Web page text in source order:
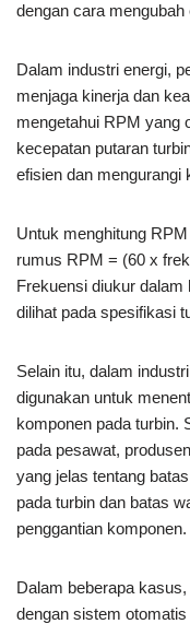
dengan cara
Dalam industri energi,
menjaga kinerja dan
mengetahui RPM yang
kecepatan putaran
efisien dan mengurangi
Untuk menghitung
rumus RPM = (60 x
Frekuensi diukur dalam
dilihat pada spesifikasi
Selain itu, dalam
digunakan untuk
komponen pada turbin.
pada pesawat,
yang jelas tentang
pada turbin dan batas
penggantian komponen.
Dalam beberapa
dengan sistem